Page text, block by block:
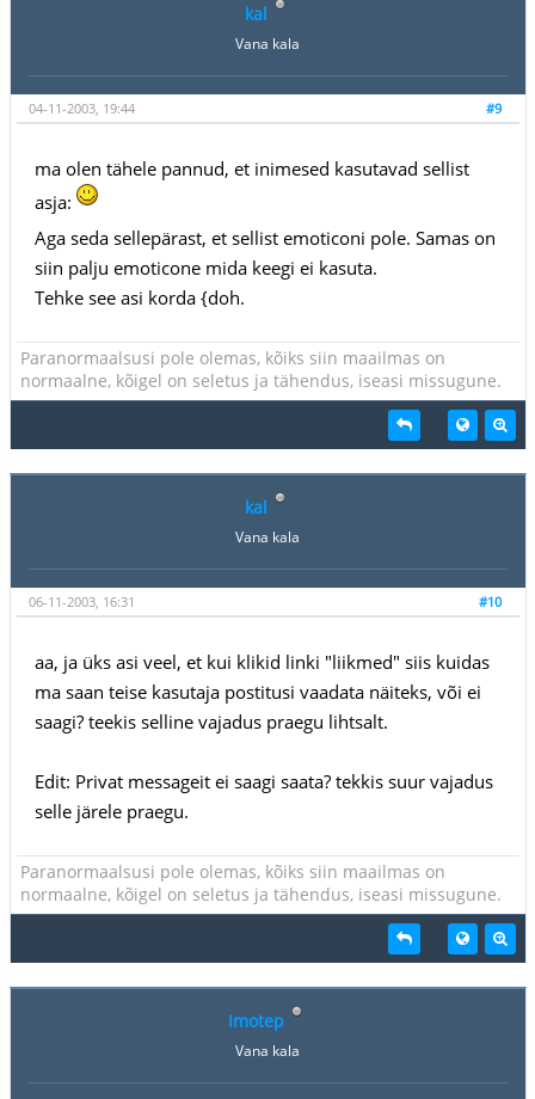
kal
Vana kala
#9
04-11-2003, 19:44
ma olen tähele pannud, et inimesed kasutavad sellist
asja:
Aga seda sellepärast, et sellist emoticoni pole. Samas on
siin palju emoticone mida keegi ei kasuta.
Tehke see asi korda {doh.
Paranormaalsusi pole olemas, kõiks siin maailmas on
normaalne, kõigel on seletus ja tähendus, iseasi missugune.
kal
Vana kala
#10
06-11-2003, 16:31
aa, ja üks asi veel, et kui klikid linki "liikmed" siis kuidas
ma saan teise kasutaja postitusi vaadata näiteks, või ei
saagi? teekis selline vajadus praegu lihtsalt.
Edit: Privat messageit ei saagi saata? tekkis suur vajadus
selle järele praegu.
Paranormaalsusi pole olemas, kõiks siin maailmas on
normaalne, kõigel on seletus ja tähendus, iseasi missugune.
Imotep
Vana kala